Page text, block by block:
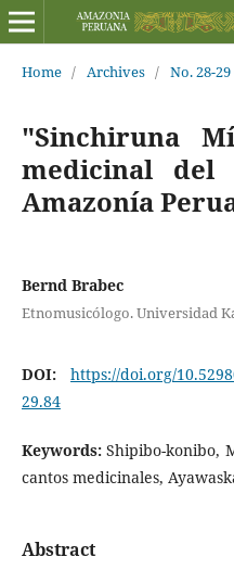
Home / Archives / No. 28-
"Sinchiruna
medicinal del
Amazonía
Bernd Brabec
Etnomusicólogo. Universidad
DOI:https://doi.org/
29.84
Keywords:Shipibo-konibo,
cantos medicinales,
Abstract